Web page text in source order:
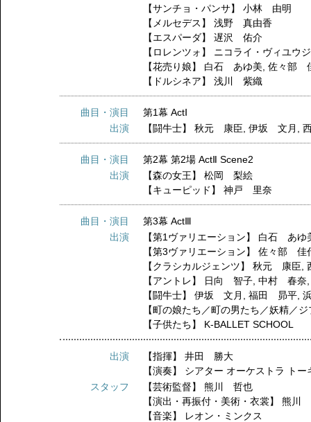
【サンチョ・パンサ】小林 由明
【メルセデス】浅野 真由香
【エスパーダ】遅沢 佑介
【ロレンツォ】 ニコライ・ヴィユウ
【花売り娘】 白石 あゆ美 ,佐々部
【ドルシネア】浅川 紫織
曲目・演目
第1幕 ActⅠ
出演
【闘牛士】秋元 康臣 ,伊坂 文月 ,
曲目・演目
第2幕 第2場 ActⅡ Scene2
出演
【森の女王】松岡 梨絵
【キューピッド】神戸 里奈
曲目・演目
第3幕 ActⅢ
出演
【第1ヴァリエーション】 白石 あゆ
【第3ヴァリエーション】佐々部 佳
【クラシカルジェンツ】秋元 康臣 ,
【アントレ】
日向 智子 ,中村 春奈
【闘牛士】伊坂 文月 ,福田 昴平 ,
【町の娘たち／町の男たち／妖精／
【子供たち】 K-BALLET SCHOOL
出演 【指揮】井田 勝大
【演奏】 シアター オーケストラ トー
スタッフ
【芸術監督】熊川 哲也
【演出・再振付・美術・衣裳】熊川
【音楽】
レオン・ミンクス